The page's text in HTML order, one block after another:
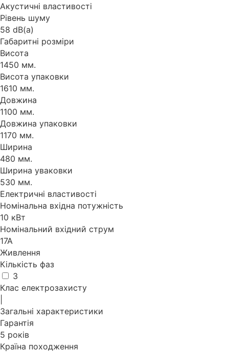
Акустичні властивості
Рівень шуму
58 dB(a)
Габаритні розміри
Висота
1450 мм.
Висота упаковки
1610 мм.
Довжина
1100 мм.
Довжина упаковки
1170 мм.
Ширина
480 мм.
Ширина уваковки
530 мм.
Електричні властивості
Номінальна вхідна потужність
10 кВт
Номінальний вхідний струм
17А
Живлення
Кількість фаз
3
Клас електрозахисту
Загальні характеристики
Гарантія
5 років
Країна походження